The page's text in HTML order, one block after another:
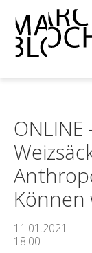
Können
11.01.2021
18:00